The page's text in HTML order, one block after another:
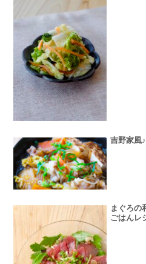
吉野家風
まぐろの
ごはんレ